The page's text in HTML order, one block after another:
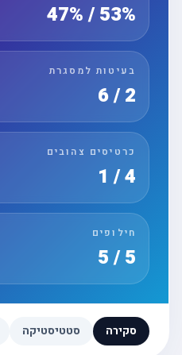
53% / 47%
בעיטות למסגרת
כרטיסים צהובים
חילופים
סקירה סטטיסטיקה